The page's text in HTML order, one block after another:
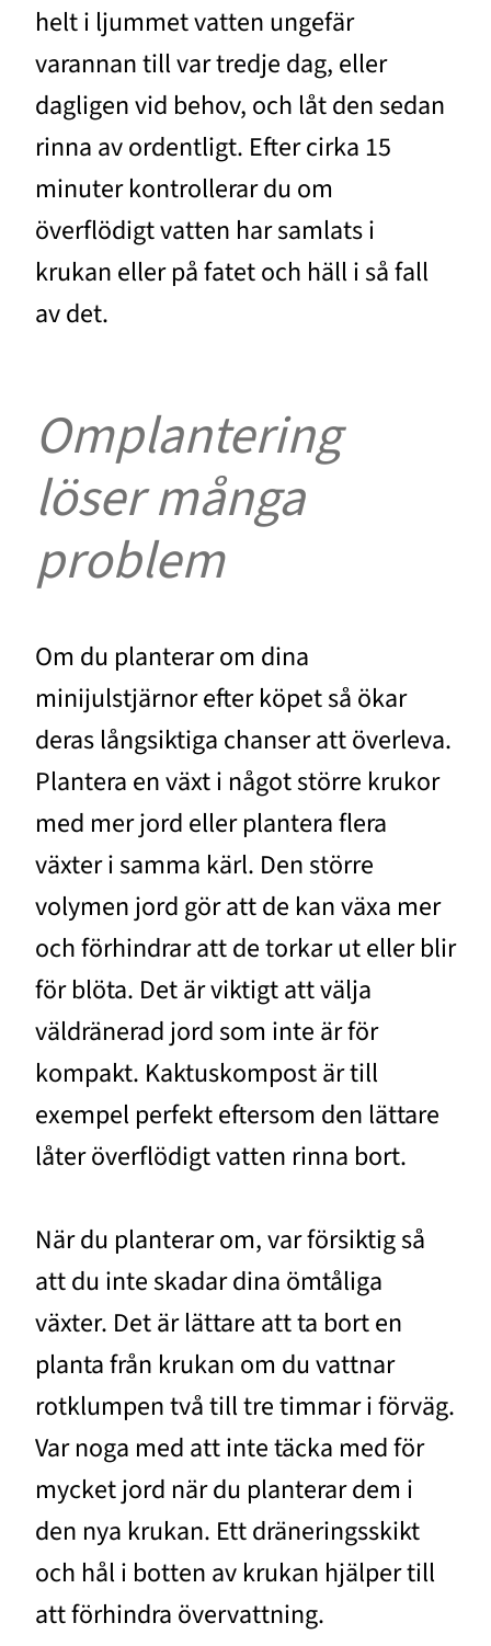
helt i ljummet vatten ungefär
varannan till var tredje dag, eller
dagligen vid behov, och låt den sedan
rinna av ordentligt. Efter cirka 15
minuter kontrollerar du om
överflödigt vatten har samlats i
krukan eller på fatet och häll i så fall
av det.
Omplantering
löser många
problem
Om du planterar om dina
minijulstjärnor efter köpet så ökar
deras långsiktiga chanser att överleva.
Plantera en växt i något större krukor
med mer jord eller plantera flera
växter i samma kärl. Den större
volymen jord gör att de kan växa mer
och förhindrar att de torkar ut eller blir
för blöta. Det är viktigt att välja
väldränerad jord som inte är för
kompakt. Kaktuskompost är till
exempel perfekt eftersom den lättare
låter överflödigt vatten rinna bort.
När du planterar om, var försiktig så
att du inte skadar dina ömtåliga
växter. Det är lättare att ta bort en
planta från krukan om du vattnar
rotklumpen två till tre timmar i förväg.
Var noga med att inte täcka med för
mycket jord när du planterar dem i
den nya krukan. Ett dräneringsskikt
och hål i botten av krukan hjälper till
att förhindra övervattning.